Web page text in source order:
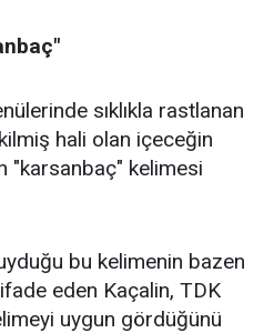
sıklıkla rastlanan
hali olan içeceğin
"karsanbaç" kelimesi
bu kelimenin bazen
eden Kaçalin, TDK
uygun gördüğünü